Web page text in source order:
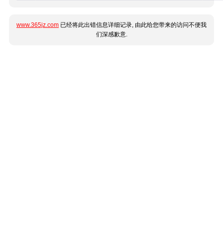
www.365jz.com 已经将此出错信息详细记录, 由此给您带来的访问不便我
们深感歉意.